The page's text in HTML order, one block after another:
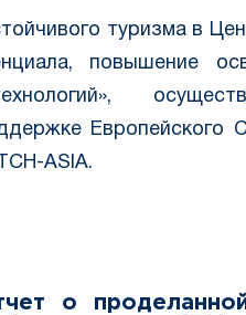
туризма в
повышение
Европейского
АSIA.
о